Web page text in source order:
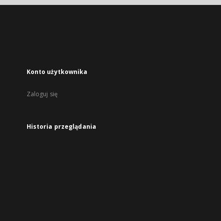
Konto użytkownika
Zaloguj się
Historia przeglądania